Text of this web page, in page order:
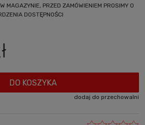
MAGAZYNIE, PRZED ZAMÓWIENIEM PROSIMY O
DOSTĘPNOŚCI
DO KOSZYKA
dodaj do przechowalni